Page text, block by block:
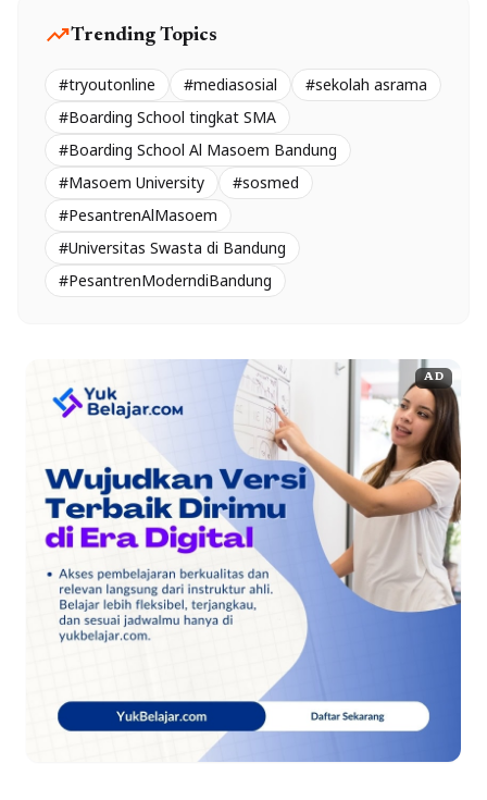
trending_upTrending Topics
#tryoutonline #mediasosial
#sekolah asrama
#Boarding School tingkat SMA
#Boarding School Al Masoem Bandung
#Masoem University
#sosmed
#PesantrenAlMasoem
#Universitas Swasta di Bandung
#PesantrenModerndiBandung
AD